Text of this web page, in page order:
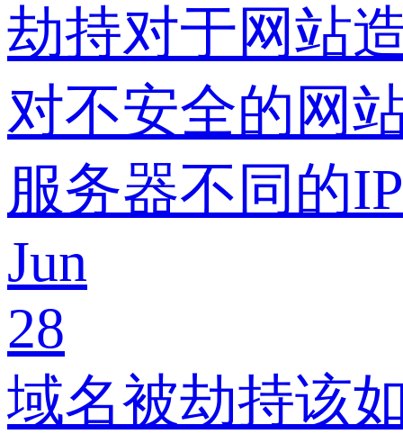
劫持对于网站
对不安全的网
服务器不同的IP
Jun
28
域名被劫持该